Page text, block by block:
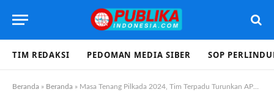
TIM REDAKSI PEDOMAN MEDIA SIBER SOP
Beranda » Beranda » Masa Tenang Pilkada 2024, Tim Terpadu Turunkan APK dan APS di Banjarbaru